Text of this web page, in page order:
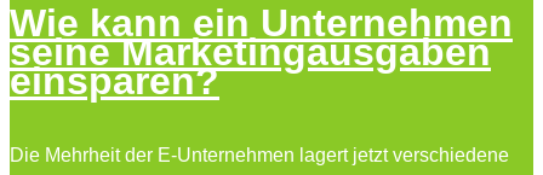
Wie kann ein Unternehmen
seine Marketingausgaben
einsparen?
Die Mehrheit der E-Unternehmen lagert jetzt verschiedene